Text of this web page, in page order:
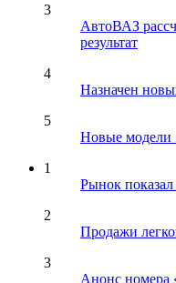
3
АвтоВАЗ
результат
4
Назначен
5
Новые модели
1
Рынок показал
2
Продажи
3
Анонс номера